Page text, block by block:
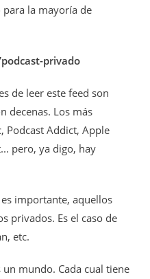
la mayoría de
privado
de leer este feed son
decenas. Los más
Podcast Addict, Apple
pero, ya digo, hay
importante, aquellos
privados. Es el caso de
etc.
mundo. Cada cual tiene